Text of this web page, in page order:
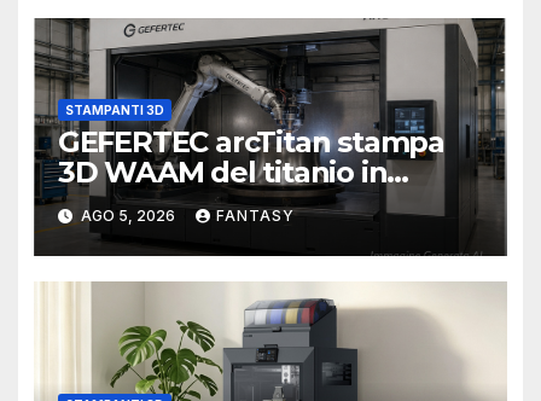
STAMPANTI 3D
GEFERTEC arcTitan stampa
3D WAAM del titanio in
camera inerte
AGO 5, 2026 FANTASY